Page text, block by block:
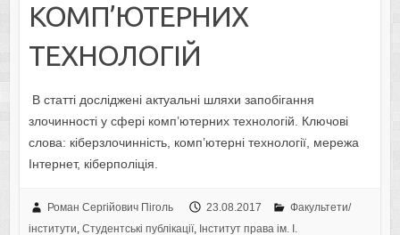
КОМП’ЮТЕРНИХ
ТЕХНОЛОГІЙ
В статті досліджені актуальні шляхи запобігання
злочинності у сфері комп’ютерних технологій. Ключові
слова: кіберзлочинність, комп’ютерні технології, мережа
Інтернет, кіберполіція.
Роман Сергійович Піголь 23.08.2017
Факультети/
інститути, Студентські публікації, Інститут права ім. І.